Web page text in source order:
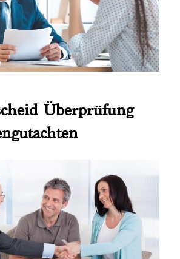
Überprüfung